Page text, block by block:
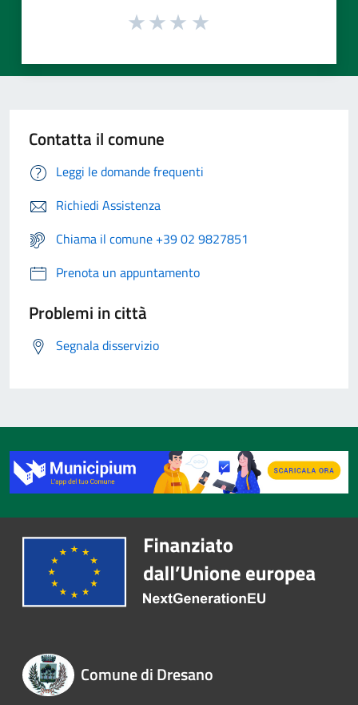
Contatta il comune
Leggi le domande frequenti
Richiedi Assistenza
Chiama il comune +39 02 9827851
Prenota un appuntamento
Problemi in città
Segnala disservizio
Comune di Dresano